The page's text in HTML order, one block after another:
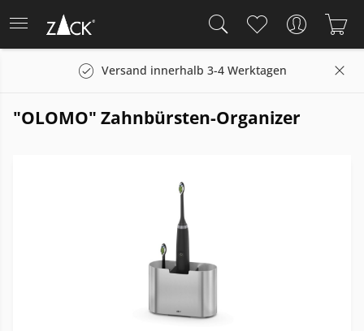
Versand innerhalb 3-4 Werktagen
"OLOMO" Zahnbürsten-Organizer